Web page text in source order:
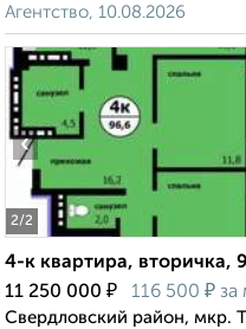
Агентство, 10.08.2026
2/2
‹
4-к квартира, вторичка,
11 250 000 ₽ 116 500 ₽ за
Свердловский район, мкр.